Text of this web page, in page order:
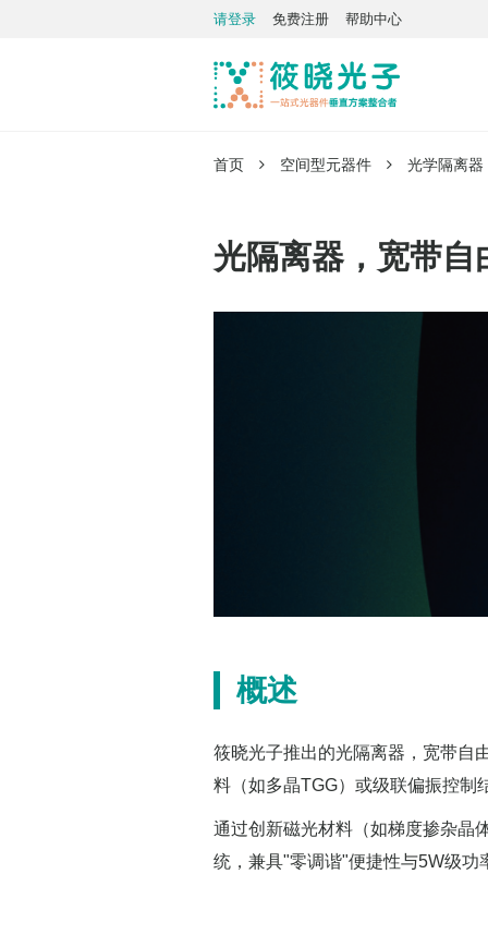
请登录 免费注册 帮助中心
首页 空间型元器件 光学隔离器
光隔离器，宽带自
概述
筱晓光子推出的光隔离器，宽带自
料（如多晶TGG）或级联偏振控制
通过创新磁光材料（如梯度掺杂晶
统，兼具"零调谐"便捷性与5W级